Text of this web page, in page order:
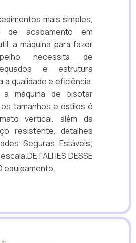
mais simples,
de acabamento em
a máquina para fazer
necessita de
e estrutura
a qualidade e eficiência.
máquina de bisotar
tamanhos e estilos é
vertical, além da
resistente, detalhes
Seguras; Estáveis;
DESSE
equipamento.